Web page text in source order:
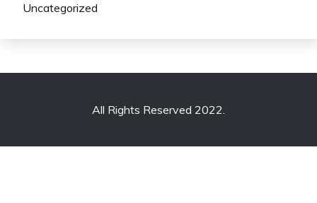
Uncategorized
All Rights Reserved 2022.